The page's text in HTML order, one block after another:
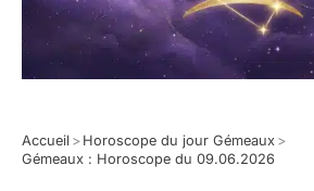
Accueil > Horoscope du jour Gémeaux >
Gémeaux : Horoscope du 09.06.2026